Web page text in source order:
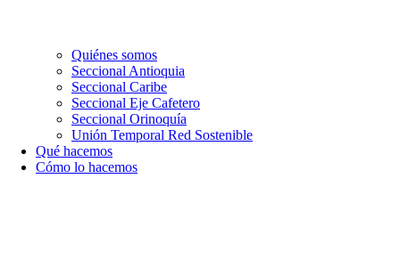
Quiénes somos
Seccional Antioquia
Seccional Caribe
Seccional Eje Cafetero
Seccional Orinoquía
Unión Temporal Red Sostenible
Qué hacemos
Cómo lo hacemos